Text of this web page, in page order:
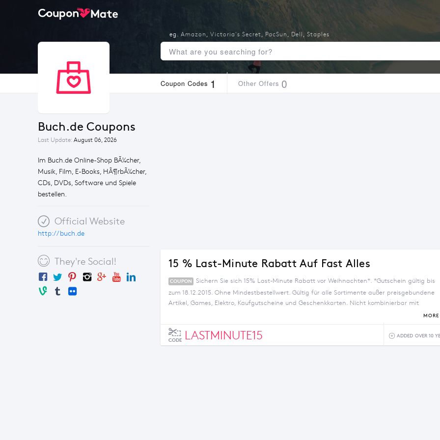
Coupon Codes 1 Other Offers 0
buch.de Coupons
Last Update: August 06, 2026
Im Buch.de Online-Shop BÃ¼cher,
Musik, Film, E-Books, HÃ¶rbÃ¼cher,
CDs, DVDs, Software und Spiele
bestellen.
Official Website
http://buch.de
They're Social!
eg. Amazon , Victoria's Secret, PacSun , Dell , Staples
15 % Last-Minute Rabatt Auf Fast Alles
COUPON
Sichern Sie sich 15% Last-Minute Rabatt vor Weihnachten*. *Gutschein gültig bis
zum 18.12.2015. Ohne Mindestbestellwert. Gültig für alle Sortimente außer preisgebundene
Artikel, Games, Elektro, Kaufgutscheine und Geschenkkarten. Nicht kombinierbar mit
CODE LASTMINUTE15 ADDED OVER 10